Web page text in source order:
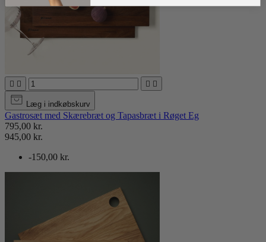
   
Læg i indkøbskurv
Gastrosæt med Skærebræt og Tapasbræt i Røget Eg
795,00 kr.
945,00 kr.
-150,00 kr.